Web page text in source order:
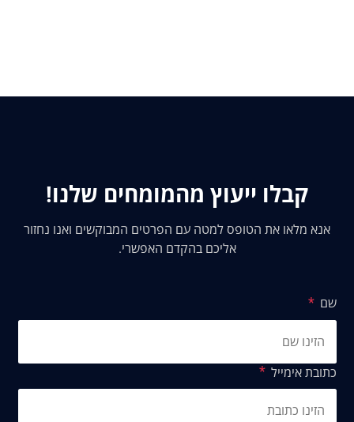
קבלו ייעוץ מהמומחים שלנו!
אנא מלאו את הטופס למטה עם הפרטים המבוקשים ואנו נחזור
אליכם בהקדם האפשרי.
שם
כתובת אימייל